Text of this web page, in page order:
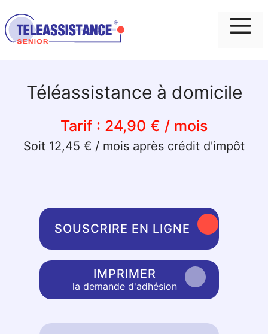
Téléassistance à domicile
Tarif : 24,90 € / mois
Soit 12,45 € / mois après crédit d'impôt
SOUSCRIRE EN LIGNE
IMPRIMER
la demande d'adhésion